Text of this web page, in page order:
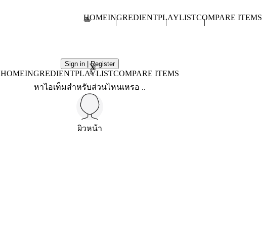
HOMEINGREDIENTPLAYLISTCOMPARE ITEMS
Sign in | Register
X
HOMEINGREDIENTPLAYLISTCOMPARE ITEMS
หาไอเท็มสำหรับส่วนไหนเหรอ ..
ผิวหน้า